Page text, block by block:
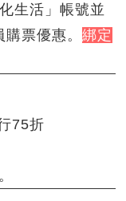
生活」帳號並
購票優惠。綁定
75折